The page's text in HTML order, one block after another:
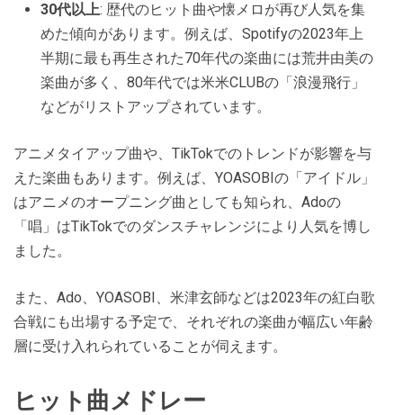
30代以上: 歴代のヒット曲や懐メロが再び人気を集
めた傾向があります。例えば、Spotifyの2023年上
半期に最も再生された70年代の楽曲には荒井由美の
楽曲が多く、80年代では米米CLUBの「浪漫飛行」
などがリストアップされています。
アニメタイアップ曲や、TikTokでのトレンドが影響を与
えた楽曲もあります。例えば、YOASOBIの「アイドル」
はアニメのオープニング曲としても知られ、Adoの
「唱」はTikTokでのダンスチャレンジにより人気を博し
ました。
また、Ado、YOASOBI、米津玄師などは2023年の紅白歌
合戦にも出場する予定で、それぞれの楽曲が幅広い年齢
層に受け入れられていることが伺えます​​​​​​。
ヒット曲メドレー